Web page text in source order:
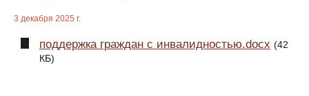
3 декабря 2025 г.
поддержка граждан с инвалидностью.docx (42
КБ)